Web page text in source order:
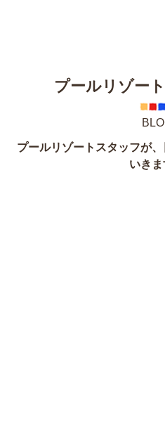
プールリゾー
プールリゾートスタッフが
いきま